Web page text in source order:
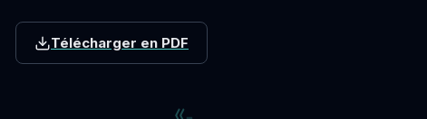
Télécharger en PDF